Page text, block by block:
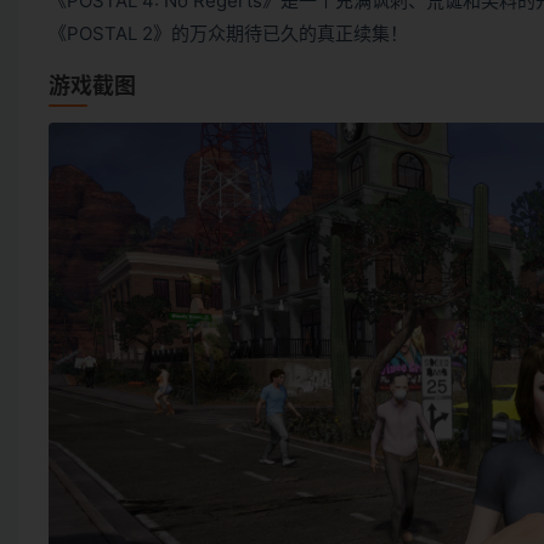
《POSTAL 2》的万众期待已久的真正续集！
游戏截图